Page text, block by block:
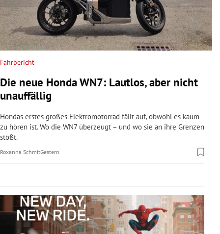
Untermenü
Untermenü
Untermenü
Untermenü
Untermenü
Untermenü
Untermenü
Untermenü
Fahrbericht
Die neue Honda WN7: Lautlos, aber nicht
unauffällig
Hondas erstes großes Elektromotorrad fällt auf, obwohl es kaum
zu hören ist. Wo die WN7 überzeugt – und wo sie an ihre Grenzen
stößt.
Roxanna SchmitGestern